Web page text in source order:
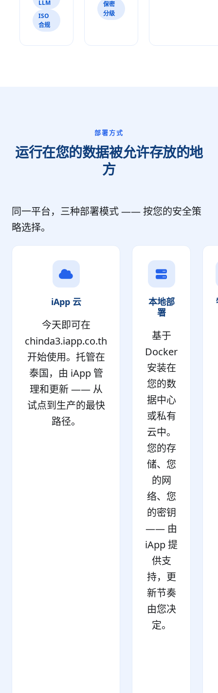
LLM
ISO
合规
保密
分级
部署方式
运行在您的数据被允许存放的地
方
同一平台，三种部署模式 —— 按您的安全策
略选择。
iApp 云
今天即可在
chinda3.iapp.co.th
开始使用。托管在
泰国，由 iApp 管
理和更新 —— 从
试点到生产的最快
路径。
本地部
署
基于
Docker
安装在
您的数
据中心
或私有
云中。
您的存
储、您
的网
络、您
的密钥
—— 由
iApp 提
供支
持，更
新节奏
由您决
定。